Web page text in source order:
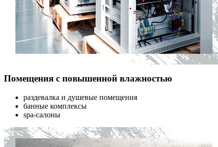
Помещения с повышенной влажностью
раздевалка и душевые помещения
банные комплексы
spa-салоны